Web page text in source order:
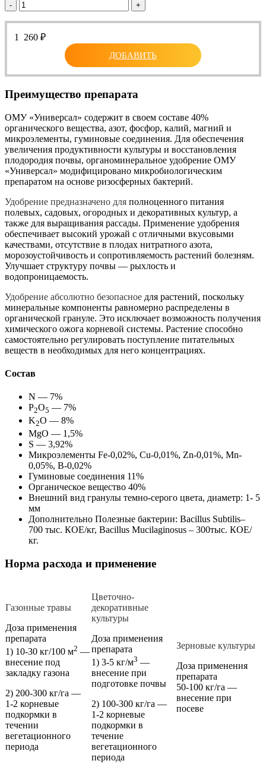
- +
1 260 ₽
ДОБАВИТЬ
Преимущество препарата
ОМУ «Универсал» содержит в своем составе 40%
органического вещества, азот, фосфор, калий, магний и
микроэлементы, гуминовые соединения. Для обеспечения
увеличения продуктивности культуры и восстановления
плодородия почвы, органоминеральное удобрение ОМУ
«Универсал» модифицировано микробиологическим
препаратом на основе ризосферных бактерий.
Удобрение предназначено для полноценного питания
полевых, садовых, огородных и декоративных культур, а
также для выращивания рассады. Применение удобрения
обеспечивает высокий урожай с отличными вкусовыми
качествами, отсутствие в плодах нитратного азота,
морозоустойчивость и сопротивляемость растений болезням.
Улучшает структуру почвы — рыхлость и
водопроницаемость.
Удобрение абсолютно безопасное для растений, поскольку
минеральные компоненты равномерно распределены в
органической грануле. Это исключает возможность получения
химического ожога корневой системы. Растение способно
самостоятельно регулировать поступление питательных
веществ в необходимых для него концентрациях.
Состав
N — 7%
P2O5 — 7%
K2O — 8%
MgO — 1,5%
S — 3,92%
Микроэлементы Fe-0,02%, Cu-0,01%, Zn-0,01%, Mn-
0,05%, B-0,02%
Гуминовые соединения 11%
Органическое вещество 40%
Внешний вид гранулы темно-серого цвета, диаметр: 1- 5
мм
Дополнительно Полезные бактерии: Bacillus Subtilis–
700 тыс. КОЕ/кг, Bacillus Mucilaginosus – 300тыс. КОЕ/
кг.
Норма расхода и применение
Газонные травы
Доза применения
препарата
1) 10-30 кг/100 м2 —
внесение под
закладку газона
2) 200-300 кг/га —
1-2 корневые
подкормки в
течении
вегетационного
периода
Цветочно-
декоративные
культуры
Доза применения
препарата
1) 3-5 кг/м3 —
внесение при
подготовке почвы
2) 100-300 кг/га —
1-2 корневые
подкормки в
течение
вегетационного
периода
Зерновые культуры
Доза применения
препарата
50-100 кг/га —
внесение при
посеве